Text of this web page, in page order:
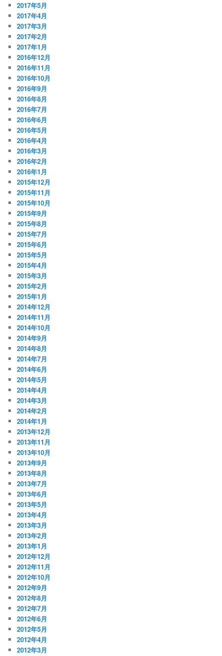
2017年5月
2017年4月
2017年3月
2017年2月
2017年1月
2016年12月
2016年11月
2016年10月
2016年9月
2016年8月
2016年7月
2016年6月
2016年5月
2016年4月
2016年3月
2016年2月
2016年1月
2015年12月
2015年11月
2015年10月
2015年9月
2015年8月
2015年7月
2015年6月
2015年5月
2015年4月
2015年3月
2015年2月
2015年1月
2014年12月
2014年11月
2014年10月
2014年9月
2014年8月
2014年7月
2014年6月
2014年5月
2014年4月
2014年3月
2014年2月
2014年1月
2013年12月
2013年11月
2013年10月
2013年9月
2013年8月
2013年7月
2013年6月
2013年5月
2013年4月
2013年3月
2013年2月
2013年1月
2012年12月
2012年11月
2012年10月
2012年9月
2012年8月
2012年7月
2012年6月
2012年5月
2012年4月
2012年3月